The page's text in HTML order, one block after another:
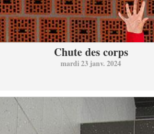
Chute des corps
mardi 23 janv. 2024